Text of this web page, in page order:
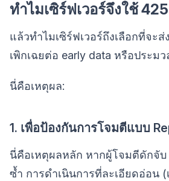
ทำไมเซิร์ฟเวอร์จึงใช้
แล้วทำไมเซิร์ฟเวอร์ถึงเลือกที่จะ
เพิกเฉยต่อ early data หรือประม
นี่คือเหตุผล:
1. เพื่อป้องกันการโจมตีแบบ
นี่คือเหตุผลหลัก หากผู้โจมตีดักจับ
ซ้ำ การดำเนินการที่ละเอียดอ่อน (